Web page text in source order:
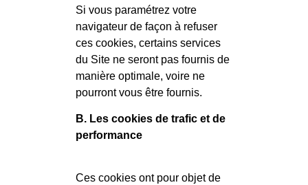
Si vous paramétrez votre
navigateur de façon à refuser
ces cookies, certains services
du Site ne seront pas fournis de
manière optimale, voire ne
pourront vous être fournis.
B. Les cookies de trafic et de
performance
Ces cookies ont pour objet de